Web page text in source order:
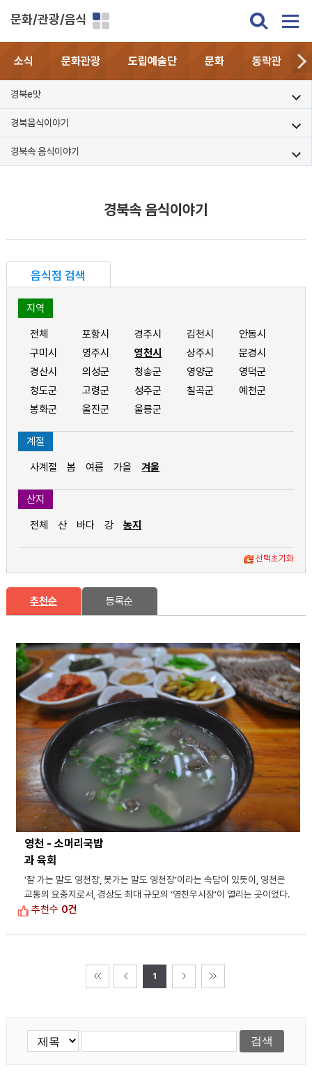
문화/관광/음식
소식 문화관광 도립예술단 문화 동락관
경북e맛
경북음식이야기
경북속 음식이야기
경북속 음식이야기
음식점 검색
지역
전체 포항시 경주시 김천시
안동시
구미시
영주시 영천시 상주시
문경시
경산시
의성군 청송군 영양군
영덕군
청도군
고령군 성주군 칠곡군
예천군
봉화군
울진군 울릉군
계절
사계절 봄 여름 가을 겨울
산지
전체 산 바다 강 농지
선택초기화
추천순 등록순
영천 - 소머리국밥
과 육회
‘잘 가는 말도 영천장, 못가는 말도 영천장’이라는 속담이 있듯이, 영천은
교통의 요충지로서, 경상도 최대 규모의 ‘영천우시장’이 열리는 곳이었다.
추천수 0건
1